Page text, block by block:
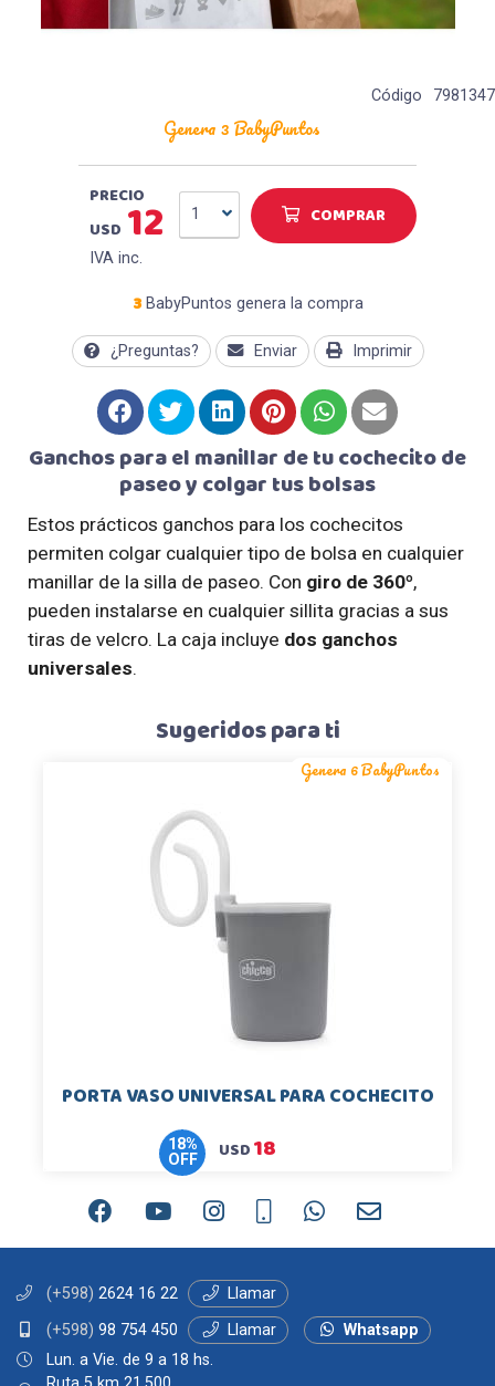
Código 7981347
Genera 3 BabyPuntos
PRECIO
USD 12
IVA inc.
1 COMPRAR
3BabyPuntos genera la compra
¿Preguntas? Enviar Imprimir
Ganchos para el manillar de tu cochecito de
paseo y colgar tus bolsas
Estos prácticos ganchos para los cochecitos
permiten colgar cualquier tipo de bolsa en cualquier
manillar de la silla de paseo. Con giro de 360º,
pueden instalarse en cualquier sillita gracias a sus
tiras de velcro. La caja incluye dos ganchos
universales.
Sugeridos para ti
Genera 6 BabyPuntos
PORTA VASO UNIVERSAL PARA COCHECITO
18%
OFF
USD18
(+598) 2624 16 22
Llamar
(+598) 98 754 450 Llamar
Whatsapp
Lun. a Vie. de 9 a 18 hs.